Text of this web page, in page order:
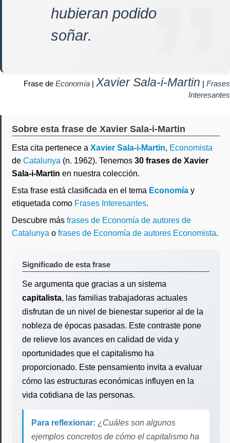
hubieran podido
soñar.
Frase de Economía | Xavier Sala-i-Martin | Frases
Interesantes
Sobre esta frase de Xavier Sala-i-Martin
Esta cita pertenece a Xavier Sala-i-Martin, Economista
de Catalunya (n. 1962). Tenemos 30 frases de Xavier
Sala-i-Martin en nuestra colección.
Esta frase está clasificada en el tema Economía y
etiquetada como Frases Interesantes.
Descubre más frases de Economía de autores de
Catalunya o frases de Economía de autores Economista.
Significado de esta frase
Se argumenta que gracias a un sistema
capitalista, las familias trabajadoras actuales
disfrutan de un nivel de bienestar superior al de la
nobleza de épocas pasadas. Este contraste pone
de relieve los avances en calidad de vida y
oportunidades que el capitalismo ha
proporcionado. Este pensamiento invita a evaluar
cómo las estructuras económicas influyen en la
vida cotidiana de las personas.
Para reflexionar: ¿Cuáles son algunos
ejemplos concretos de cómo el capitalismo ha